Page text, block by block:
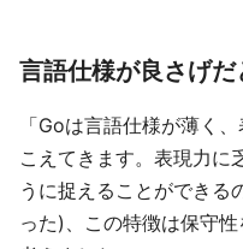
言語仕様が良さげだ
「Goは言語仕様が薄く
こえてきます。表現力に
うに捉えることができる
った)、この特徴は保守